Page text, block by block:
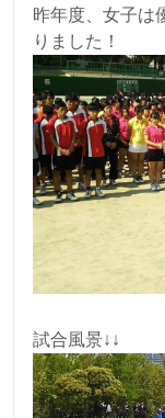
昨年度、女子は
りました！
試合風景↓↓